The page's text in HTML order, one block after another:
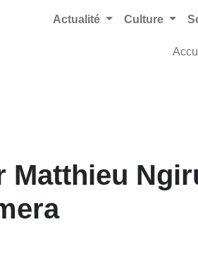
Actualité Culture
Matthieu